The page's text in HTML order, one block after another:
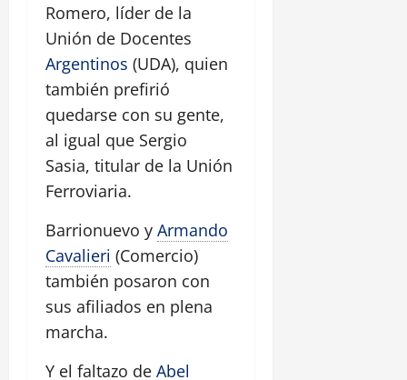
Romero, líder de la
Unión de Docentes
Argentinos (UDA), quien
también prefirió
quedarse con su gente,
al igual que Sergio
Sasia, titular de la Unión
Ferroviaria.
Barrionuevo y Armando
Cavalieri (Comercio)
también posaron con
sus afiliados en plena
marcha.
Y el faltazo de Abel